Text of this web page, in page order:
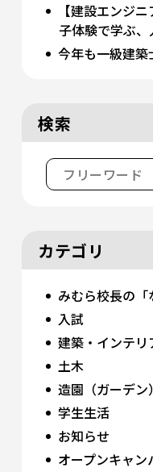
【建設エンジ
子体験で学ぶ、
今年も一級建築
検索
カテゴリ
みむら校長の「
入試
建築・インテリ
土木
造園（ガーデン）
学生生活
お知らせ
オープンキャン